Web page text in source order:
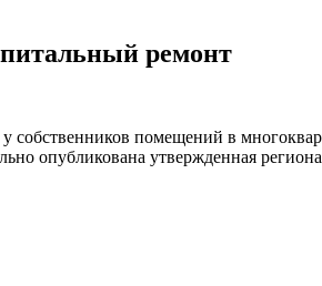
ремонт
собственников помещений в
опубликована утвержденная